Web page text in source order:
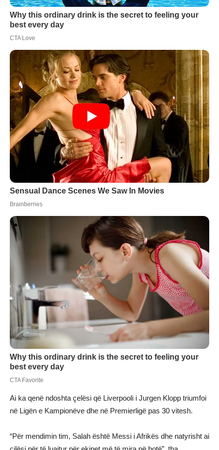
Ai ka qenë ndoshta çelësi që Liverpooli i Jurgen Klopp triumfoi
në Ligën e Kampionëve dhe në Premierligë pas 30 vitesh.
“Për mendimin tim, Salah është Messi i Afrikës dhe natyrisht ai